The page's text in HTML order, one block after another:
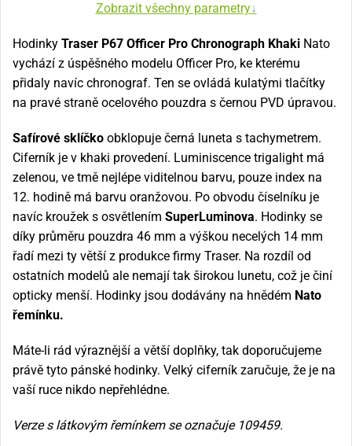
Zobrazit všechny parametry↓
Hodinky Traser P67 Officer Pro Chronograph Khaki Nato
vychází z úspěšného modelu Officer Pro, ke kterému
přidaly navíc chronograf. Ten se ovládá kulatými tlačítky
na pravé straně ocelového pouzdra s černou PVD úpravou.
Safírové sklíčko obklopuje černá luneta s tachymetrem.
Ciferník je v khaki provedení. Luminiscence trigalight má
zelenou, ve tmě nejlépe viditelnou barvu, pouze index na
12. hodině má barvu oranžovou. Po obvodu číselníku je
navíc kroužek s osvětlením SuperLuminova. Hodinky se
díky průměru pouzdra 46 mm a výškou necelých 14 mm
řadí mezi ty větší z produkce firmy Traser. Na rozdíl od
ostatních modelů ale nemají tak širokou lunetu, což je činí
opticky menší. Hodinky jsou dodávány na hnědém Nato
řemínku.
Máte-li rád výraznější a větší doplňky, tak doporučujeme
právě tyto pánské hodinky. Velký ciferník zaručuje, že je na
vaší ruce nikdo nepřehlédne.
Verze s látkovým řemínkem se označuje 109459.